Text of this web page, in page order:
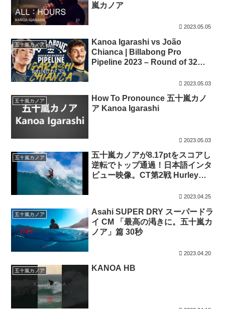
嵐カノア
2023.05.05
五十嵐カノア
Kanoa Igarashi vs João
Chianca | Billabong Pro
Pipeline 2023 – Round of 32
2023.05.03
五十嵐カノア
How To Pronounce 五十嵐カノ
ア Kanoa Igarashi
2023.05.03
五十嵐カノア
五十嵐カノアが8.17ptをスコアし
逆転でトップ通過！日本語インタ
ビュー映像。CT第2戦 Hurley
2023.04.25
五十嵐カノア
Asahi SUPER DRY スーパードラ
イ CM 「最高の渇きに。五十嵐カ
ノア」篇 30秒
2023.04.20
五十嵐カノア KANOA HB